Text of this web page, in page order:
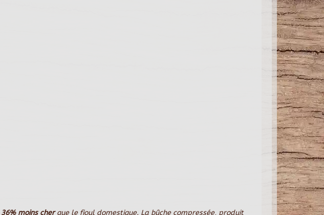
36% moins cherque le fioul domestique. La bûche compressée, produit